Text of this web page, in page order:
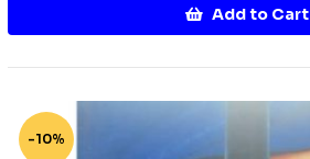
Add to Cart
-10%